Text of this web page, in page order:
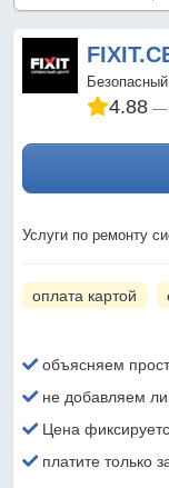
4.88
Услуги по ремонту
оплата картой
объясняем
не добавляем
Цена
платите только